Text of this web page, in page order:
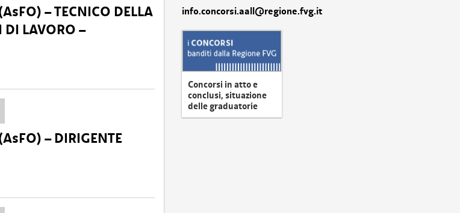
– TECNICO DELLA
DI LAVORO –
– DIRIGENTE
info.concorsi.aall@regione.fvg.it
Concorsi in atto e
conclusi, situazione
delle graduatorie